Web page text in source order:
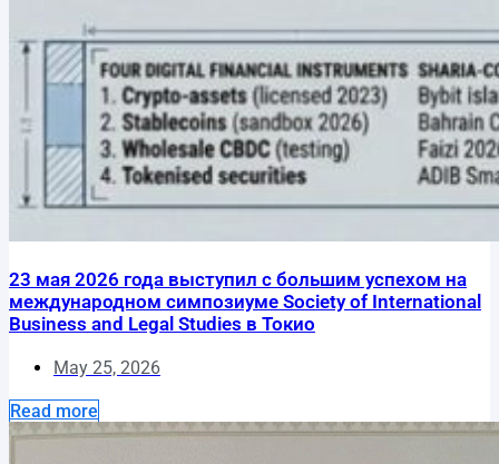
23 мая 2026 года выступил с большим успехом на
международном симпозиуме Society of International
Business and Legal Studies в Токио
May 25, 2026
Read more